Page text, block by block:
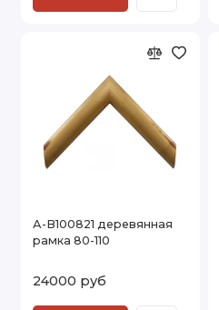
А-В100821 деревянная
рамка 80-110
24000 руб